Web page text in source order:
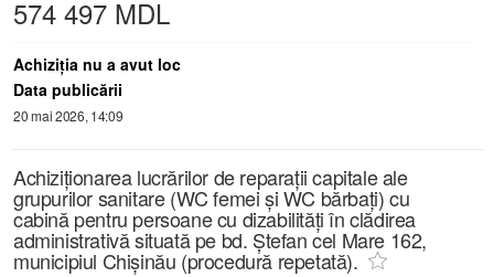
574 497 MDL
Achiziţia nu a avut loc
Data publicării
20 mai 2026, 14:09
Achiziționarea lucrărilor de reparații capitale ale
grupurilor sanitare (WC femei și WC bărbați) cu
cabină pentru persoane cu dizabilități în clădirea
administrativă situată pe bd. Ștefan cel Mare 162,
municipiul Chișinău (procedură repetată).